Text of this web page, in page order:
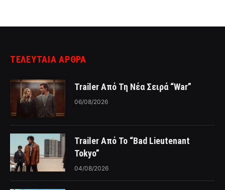
ΤΕΛΕΥΤΑΙΑ ΑΡΘΡΑ
Trailer Από Τη Νέα Σειρά “War”
06/08/2026
Trailer Από Το “Bad Lieutenant
Tokyo”
04/08/2026